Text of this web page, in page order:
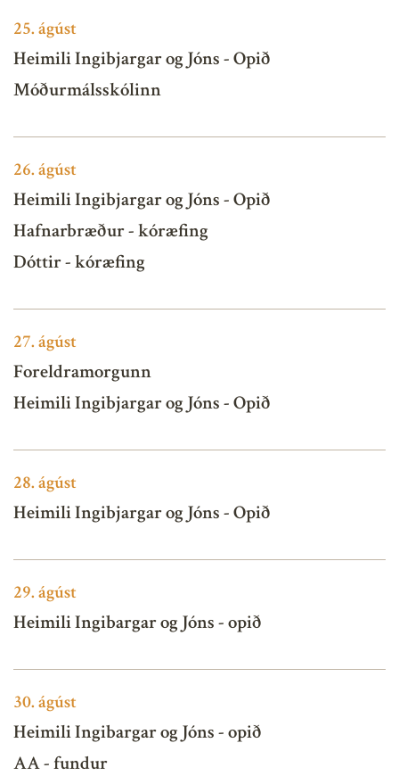
25.ágúst
Heimili Ingibjargar og Jóns - Opið
Móðurmálsskólinn
26.ágúst
Heimili Ingibjargar og Jóns - Opið
Hafnarbræður - kóræfing
Dóttir - kóræfing
27.ágúst
Foreldramorgunn
Heimili Ingibjargar og Jóns - Opið
28.ágúst
Heimili Ingibjargar og Jóns - Opið
29.ágúst
Heimili Ingibargar og Jóns - opið
30.ágúst
Heimili Ingibargar og Jóns - opið
AA - fundur